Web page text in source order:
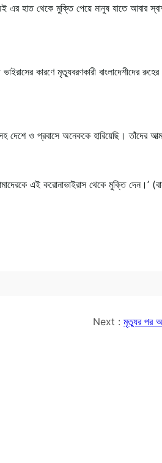
এর হাত থেকে মুক্তি পেয়ে মানুষ যাতে আবার
কারণে মৃত্যুবরণকারী বাংলাদেশীদের
দেশে ও প্রবাসে অনেককে হারিয়েছি। তাঁদের
এই করোনাভাইরাস থেকে মুক্তি দেন।’
Next :মৃত্যুর পর